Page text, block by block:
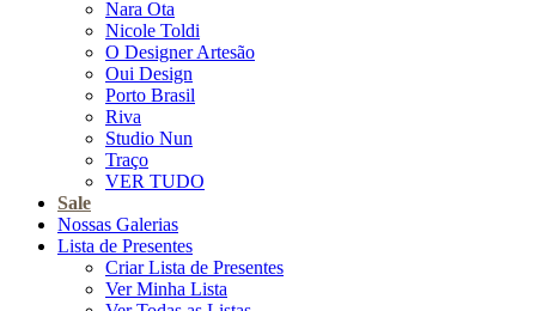
Nara Ota
Nicole Toldi
O Designer Artesão
Oui Design
Porto Brasil
Riva
Studio Nun
Traço
VER TUDO
Sale
Nossas Galerias
Lista de Presentes
Criar Lista de Presentes
Ver Minha Lista